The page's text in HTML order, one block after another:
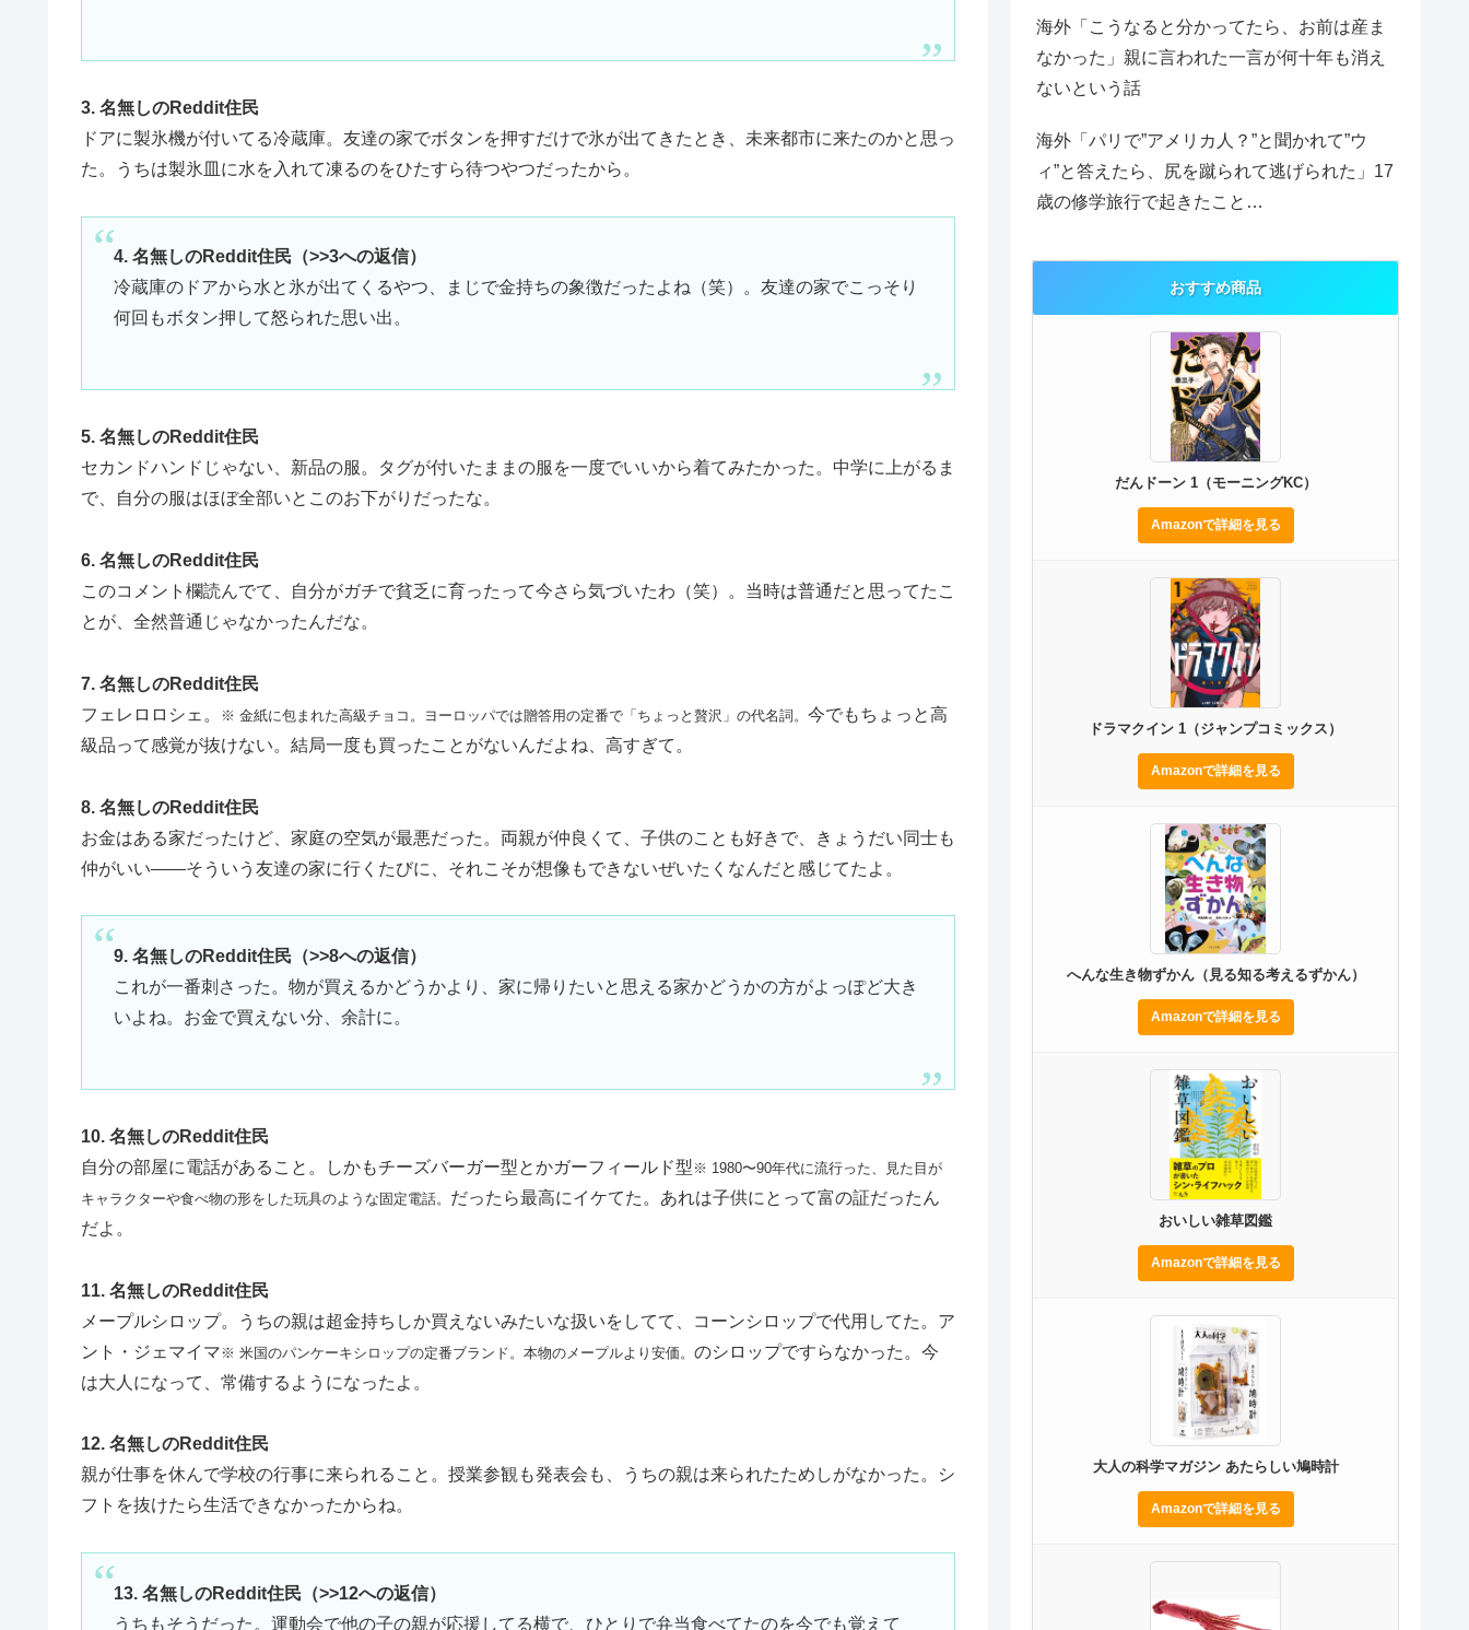
3. 名無しのReddit住民
ドアに製氷機が付いてる冷蔵庫。友達の家でボタンを押すだけで氷が出てきたとき、未来都市に来たのかと思っ
た。うちは製氷皿に水を入れて凍るのをひたすら待つやつだったから。
4. 名無しのReddit住民（>>3への返信）
冷蔵庫のドアから水と氷が出てくるやつ、まじで金持ちの象徴だったよね（笑）。友達の家でこっそり
何回もボタン押して怒られた思い出。
5. 名無しのReddit住民
セカンドハンドじゃない、新品の服。タグが付いたままの服を一度でいいから着てみたかった。中学に上がるま
で、自分の服はほぼ全部いとこのお下がりだったな。
6. 名無しのReddit住民
このコメント欄読んでて、自分がガチで貧乏に育ったって今さら気づいたわ（笑）。当時は普通だと思ってたこ
とが、全然普通じゃなかったんだな。
7. 名無しのReddit住民
フェレロロシェ。
※ 金紙に包まれた高級チョコ。ヨーロッパでは贈答用の定番で「ちょっと贅沢」の代名詞。 今でもちょっと高
級品って感覚が抜けない。結局一度も買ったことがないんだよね、高すぎて。
8. 名無しのReddit住民
お金はある家だったけど、家庭の空気が最悪だった。両親が仲良くて、子供のことも好きで、きょうだい同士も
仲がいい――そういう友達の家に行くたびに、それこそが想像もできないぜいたくなんだと感じてたよ。
9. 名無しのReddit住民（>>8への返信）
これが一番刺さった。物が買えるかどうかより、家に帰りたいと思える家かどうかの方がよっぽど大き
いよね。お金で買えない分、余計に。
10. 名無しのReddit住民
自分の部屋に電話があること。しかもチーズバーガー型とかガーフィールド型 ※ 1980〜90年代に流行った、見た目が
キャラクターや食べ物の形をした玩具のような固定電話。 だったら最高にイケてた。あれは子供にとって富の証だったん
だよ。
11. 名無しのReddit住民
メープルシロップ。うちの親は超金持ちしか買えないみたいな扱いをしてて、コーンシロップで代用してた。ア
ント・ジェマイマ ※ 米国のパンケーキシロップの定番ブランド。本物のメープルより安価。 のシロップですらなかった。今
は大人になって、常備するようになったよ。
12. 名無しのReddit住民
親が仕事を休んで学校の行事に来られること。授業参観も発表会も、うちの親は来られたためしがなかった。シ
フトを抜けたら生活できなかったからね。
13. 名無しのReddit住民（>>12への返信）
うちもそうだった。運動会で他の子の親が応援してる横で、ひとりで弁当食べてたのを今でも覚えて
海外「こうなると分かってたら、お前は産ま
なかった」親に言われた一言が何十年も消え
ないという話
海外「パリで”アメリカ人？”と聞かれて”ウ
ィ”と答えたら、尻を蹴られて逃げられた」17
歳の修学旅行で起きたこと…
おすすめ商品
だんドーン 1（モーニングKC）
Amazonで詳細を見る
ドラマクイン 1（ジャンプコミックス）
Amazonで詳細を見る
へんな生き物ずかん（見る知る考えるずかん）
Amazonで詳細を見る
おいしい雑草図鑑
Amazonで詳細を見る
大人の科学マガジン あたらしい鳩時計
Amazonで詳細を見る